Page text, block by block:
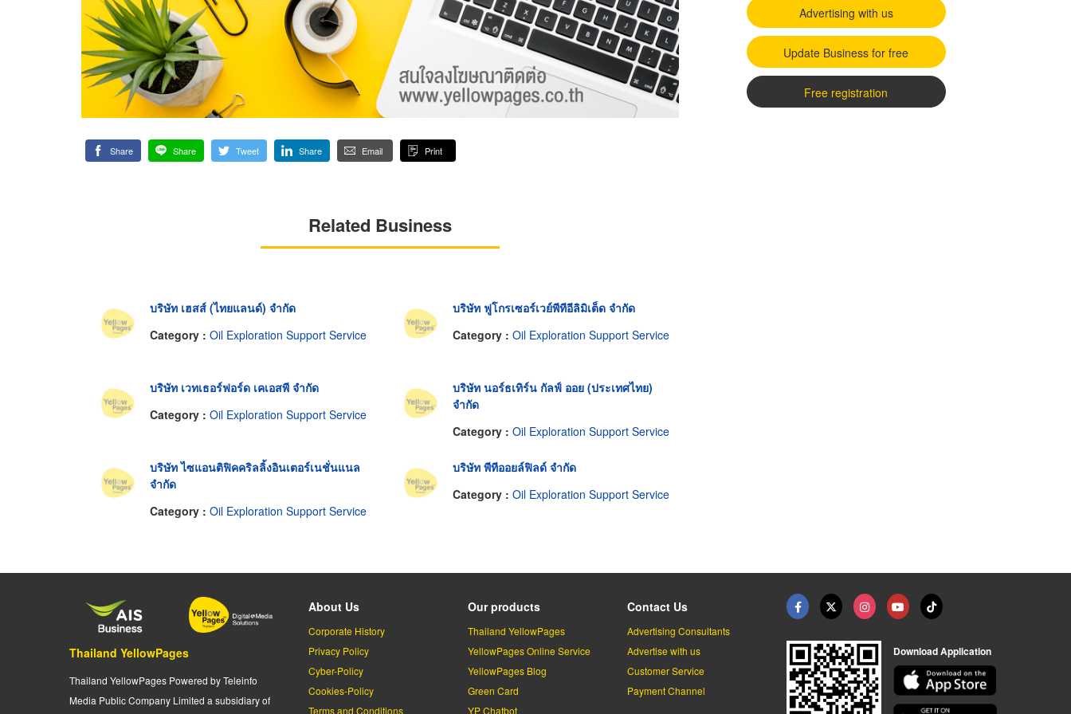
Share Share Tweet Share Email Print
Related Business
บริษัท เฮสส์ (ไทยแลนด์) จำกัด
Category : Oil Exploration Support Service
บริษัท ฟูโกรเซอร์เวย์พีทีอีลิมิเต็ด จำกัด
Category : Oil Exploration Support Service
บริษัท เวทเธอร์ฟอร์ด เคเอสพี จำกัด
Category : Oil Exploration Support Service
บริษัท นอร์ธเทิร์น กัลฟ์ ออย (ประเทศไทย)
จำกัด
Category : Oil Exploration Support Service
บริษัท ไซแอนติฟิคคริลลิ้งอินเตอร์เนชั่นแนล
จำกัด
Category : Oil Exploration Support Service
บริษัท พีทีออยล์ฟิลด์ จำกัด
Category : Oil Exploration Support Service
Advertising with us
Update Business for free
Free registration
Thailand YellowPages
Thailand YellowPages Powered by Teleinfo
Media Public Company Limited a subsidiary of
About Us
Corporate History
Privacy Policy
Cyber-Policy
Cookies-Policy
Terms and Conditions
Our products
Thailand YellowPages
YellowPages Online Service
YellowPages Blog
Green Card
YP Chatbot
Contact Us
Advertising Consultants
Advertise with us
Customer Service
Payment Channel
Download Application